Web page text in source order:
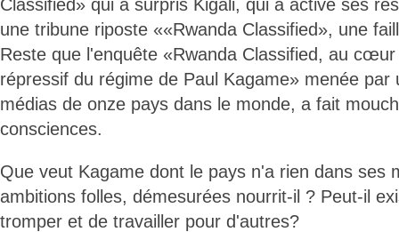
Classified» qui a surpris Kigali, qui a activé ses
une tribune riposte ««Rwanda Classified», une
Reste que l'enquête «Rwanda Classified, au
répressif du régime de Paul Kagame» menée par
médias de onze pays dans le monde, a fait
consciences.
Que veut Kagame dont le pays n'a rien dans ses
ambitions folles, démesurées nourrit-il ? Peut-il
tromper et de travailler pour d'autres?